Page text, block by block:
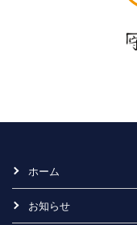
ホーム
お知らせ